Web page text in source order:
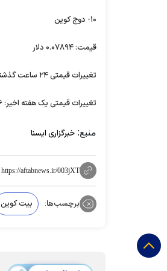
۱۰- دوج کوین
قیمت: ۰.۰۷۸۹۴ دلار
تغییرات قیمتی ۲۴ ساعت گذشته ۱.۳۹ درصد کاهش
تغییرات قیمتی یک هفته اخیر: ۱.۷۶ درصد افزایش
منبع: خبرگزاری ایسنا
https://aftabnews.ir/003jXT
برچسب‌ها: بیت کوین